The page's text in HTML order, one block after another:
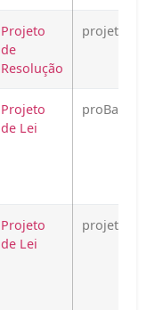
Projeto
de
Resolução
Projeto
de Lei
proBaixar
Projeto
de Lei